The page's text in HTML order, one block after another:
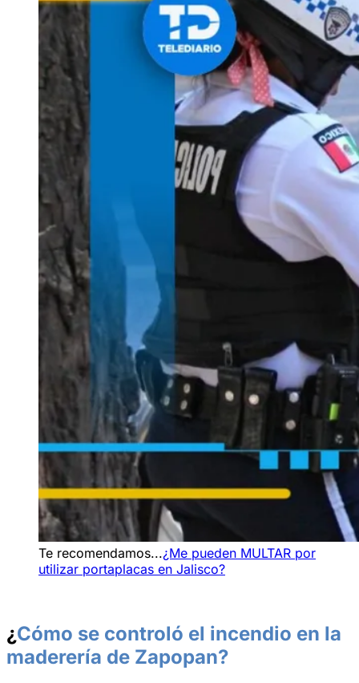
Te recomendamos...¿Me pueden MULTAR por
utilizar portaplacas en Jalisco?
¿Cómo se controló el incendio en la
maderería de Zapopan?